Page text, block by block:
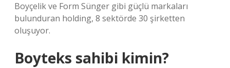
Boyçelik ve Form Sünger gibi güçlü markaları
bulunduran holding, 8 sektörde 30 şirketten
oluşuyor.
Boyteks sahibi kimin?